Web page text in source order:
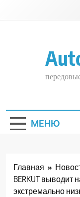
МЕНЮ
Главная
BERKUT выводит
экстремально